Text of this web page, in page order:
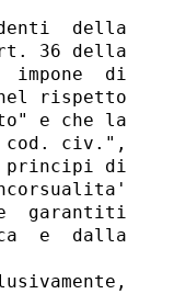
della
36 della
impone  di
rispetto
e che la
civ.",
principi di
garantiti
e  dalla